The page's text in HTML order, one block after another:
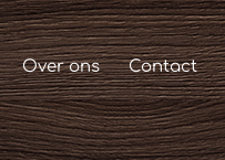
Over ons Contact